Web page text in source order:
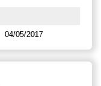
04/05/2017